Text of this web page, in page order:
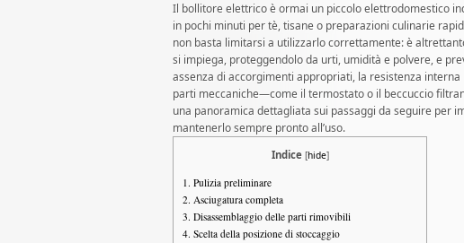
Il bollitore elettrico è ormai un piccolo elettrodomestico
in pochi minuti per tè, tisane o preparazioni culinarie
non basta limitarsi a utilizzarlo correttamente: è
si impiega, proteggendolo da urti, umidità e polvere, e
assenza di accorgimenti appropriati, la resistenza
parti meccaniche—come il termostato o il beccuccio
una panoramica dettagliata sui passaggi da seguire per
mantenerlo sempre pronto all’uso.
Indice [hide]
1. Pulizia preliminare
2. Asciugatura completa
3. Disassemblaggio delle parti rimovibili
4. Scelta della posizione di stoccaggio